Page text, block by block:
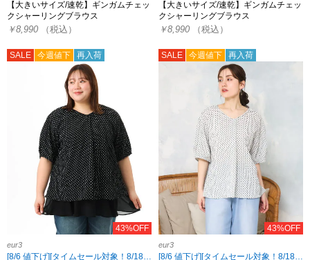
【大きいサイズ/速乾】ギンガムチェッ
クシャーリングブラウス
￥8,990 （税込）
【大きいサイズ/速乾】ギンガムチェッ
クシャーリングブラウス
￥8,990 （税込）
SALE 今週値下 再入荷
43%OFF
eur3
SALE 今週値下 再入荷
43%OFF
eur3